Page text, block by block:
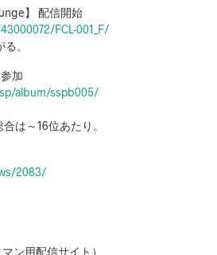
】 配信開始
FCL-001_F/
。
加
album/sspb005/
は～16位あたり。
2083/
ン用配信サイト）